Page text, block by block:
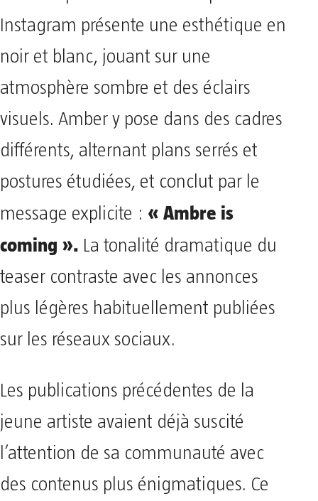
Instagram présente une esthétique en
noir et blanc, jouant sur une
atmosphère sombre et des éclairs
visuels. Amber y pose dans des cadres
différents, alternant plans serrés et
postures étudiées, et conclut par le
message explicite : « Ambre is
coming ». La tonalité dramatique du
teaser contraste avec les annonces
plus légères habituellement publiées
sur les réseaux sociaux.
Les publications précédentes de la
jeune artiste avaient déjà suscité
l’attention de sa communauté avec
des contenus plus énigmatiques. Ce